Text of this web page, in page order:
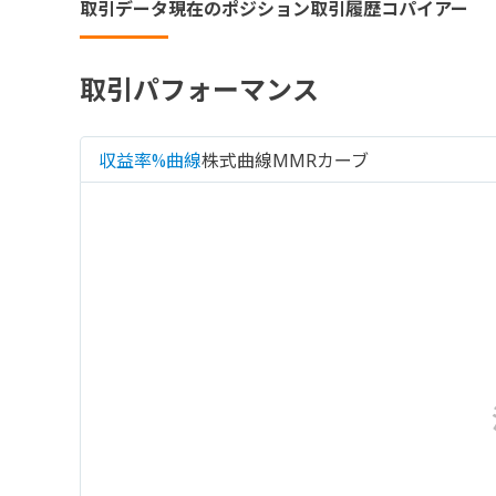
取引データ現在のポジション取引履歴コパイアー
取引パフォーマンス
収益率%曲線株式曲線MMRカーブ